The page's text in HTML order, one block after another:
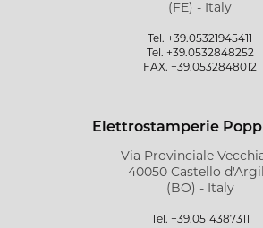
(FE) - Italy
Tel. +39.05321945411
Tel. +39.0532848252
FAX. +39.0532848012
Elettrostamperie
Via Provinciale
40050 Castello
(BO) - Italy
Tel. +39.0514387311